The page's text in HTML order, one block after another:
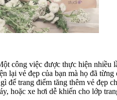
công việc được thực hiện
lại vẻ đẹp của bạn mà họ đã
để trang điểm tăng thêm vẻ đẹp
hoặc xe hơi dễ khiến cho lớp